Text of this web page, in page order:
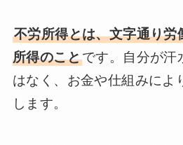
不労所得とは、文字通り労
所得のことです。自分が汗
はなく、お金や仕組みによ
します。